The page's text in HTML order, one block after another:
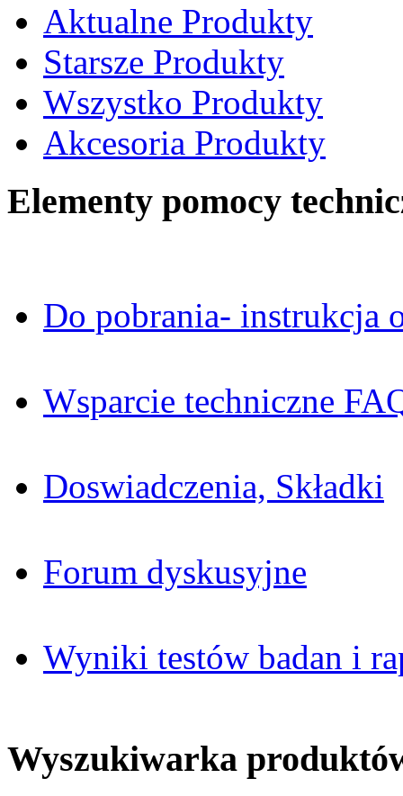
Aktualne Produkty
Starsze Produkty
Wszystko Produkty
Akcesoria Produkty
Elementy pomocy
Do pobrania- instrukcja
Wsparcie techniczne
Doswiadczenia, Składki
Forum dyskusyjne
Wyniki testów badan i
Wyszukiwarka